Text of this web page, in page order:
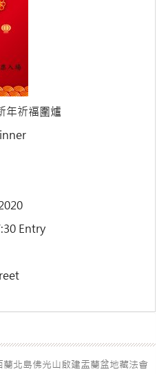
年祈福圍爐
Entry
蘭北島佛光山啟建盂蘭盆地藏法會